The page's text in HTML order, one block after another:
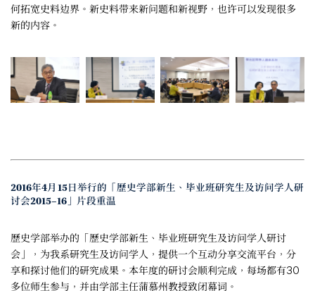
何拓宽史料边界。新史料带来新问题和新视野，也许可以发现很多
新的内容。
2016年4月15日举行的「歷史学部新生、毕业班研究生及访问学人研
讨会2015–16」片段重温
歷史学部举办的「歷史学部新生、毕业班研究生及访问学人研讨
会」，为我系研究生及访问学人，提供一个互动分享交流平台，分
享和探讨他们的研究成果。本年度的研讨会顺利完成，每场都有30
多位师生参与，并由学部主任蒲慕州教授致闭幕词。